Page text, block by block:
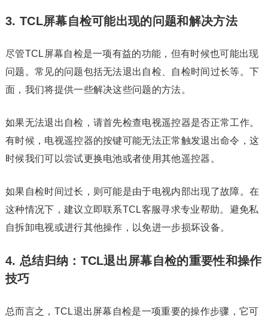
3. TCL屏幕自检可能出现的问题和解决方法
尽管TCL屏幕自检是一项有益的功能，但有时候也可能出现
问题。常见的问题包括无法退出自检、自检时间过长等。下
面，我们将提供一些解决这些问题的方法。
如果无法退出自检，请首先检查电视遥控器是否正常工作。
有时候，电视遥控器的按键可能无法正常触发退出命令，这
时候我们可以尝试更换电池或者使用其他遥控器。
如果自检时间过长，则可能是由于电视内部出现了故障。在
这种情况下，建议立即联系TCL客服寻求专业帮助。避免私
自拆卸电视或进行其他操作，以免进一步损坏设备。
4. 总结归纳：TCL退出屏幕自检的重要性和操作
技巧
总而言之，TCL退出屏幕自检是一项重要的操作步骤，它可